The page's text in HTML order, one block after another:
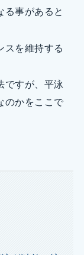
る事があると
スを維持する
ですが、平泳
のかをここで